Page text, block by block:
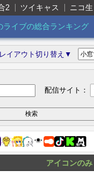
2 ツイキャス ニコ生
ライブの総合ランキング
イアウト切り替え▼
配信サイト：
アイコンのみ